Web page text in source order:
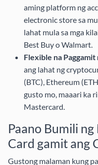
aming platform ng
electronic store sa
lahat mula sa mga
Best BuyoWalmart
Flexible na
ang lahat ng
(BTC), Ethereum
gusto mo, maaari ka
Mastercard.
Paano Bumili
Card gamit ang
Gustong malaman kung